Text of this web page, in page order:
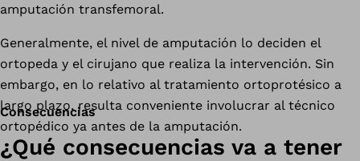
amputación transfemoral.
Generalmente, el nivel de amputación lo deciden el
ortopeda y el cirujano que realiza la intervención. Sin
embargo, en lo relativo al tratamiento ortoprotésico a
largo plazo, resulta conveniente involucrar al técnico
ortopédico ya antes de la amputación.
Consecuencias
¿Qué consecuencias va a tener